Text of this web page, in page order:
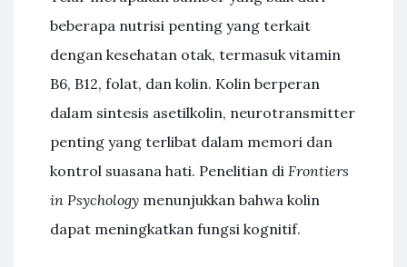
beberapa nutrisi penting yang terkait
dengan kesehatan otak, termasuk vitamin
B6, B12, folat, dan kolin. Kolin berperan
dalam sintesis asetilkolin, neurotransmitter
penting yang terlibat dalam memori dan
kontrol suasana hati. Penelitian di Frontiers
in Psychology menunjukkan bahwa kolin
dapat meningkatkan fungsi kognitif.